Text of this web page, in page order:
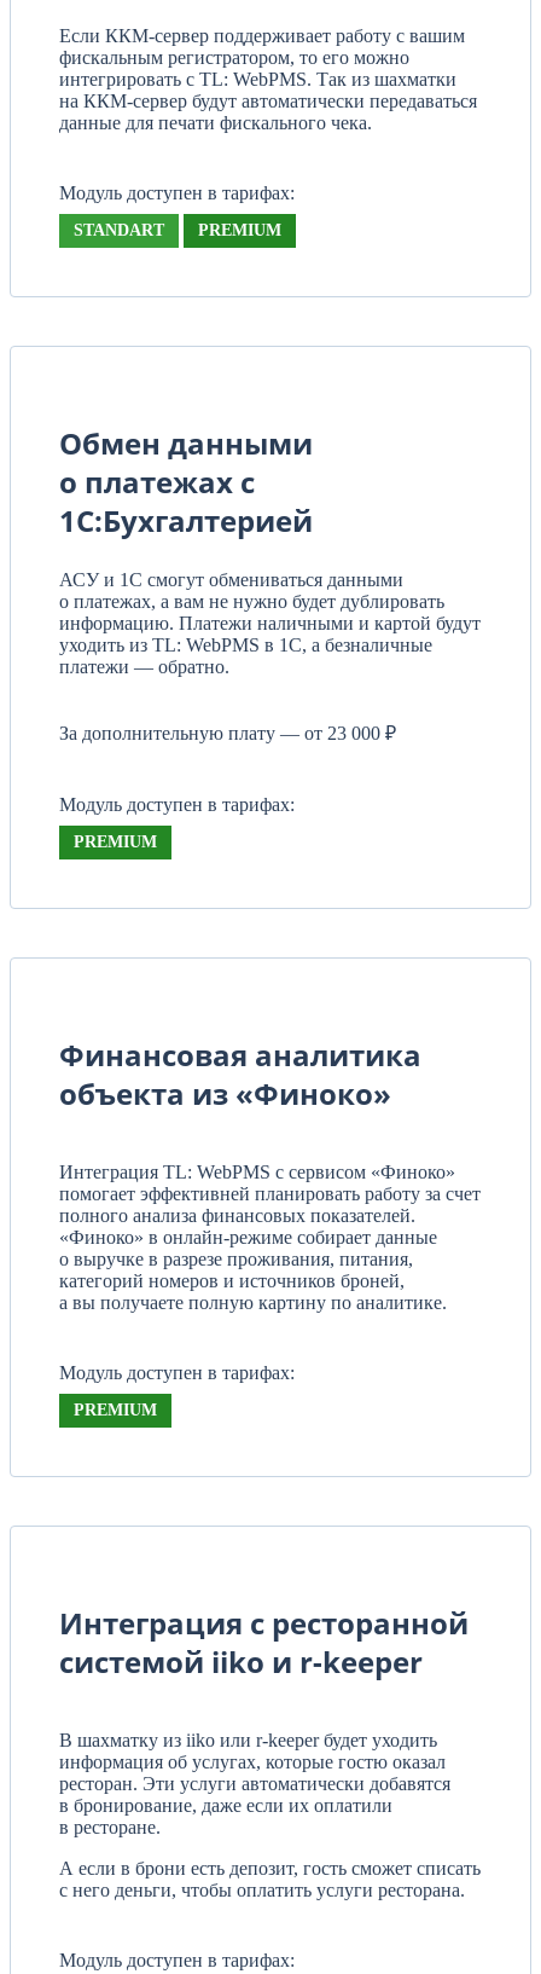
Если ККМ-сервер поддерживает работу с вашим
фискальным регистратором, то его можно
интегрировать с TL: WebPMS. Так из шахматки
на ККМ-сервер будут автоматически передаваться
данные для печати фискального чека.
Модуль доступен в тарифах:
STANDART PREMIUM
Обмен данными
о платежах с
1С:Бухгалтерией
АСУ и 1С смогут обмениваться данными
о платежах, а вам не нужно будет дублировать
информацию. Платежи наличными и картой будут
уходить из TL: WebPMS в 1С, а безналичные
платежи — обратно.
За дополнительную плату — от 23 000 ₽
Модуль доступен в тарифах:
PREMIUM
Финансовая аналитика
объекта из «Финоко»
Интеграция TL: WebPMS с сервисом «Финоко»
помогает эффективней планировать работу за счет
полного анализа финансовых показателей.
«Финоко» в онлайн-режиме собирает данные
о выручке в разрезе проживания, питания,
категорий номеров и источников броней,
а вы получаете полную картину по аналитике.
Модуль доступен в тарифах:
PREMIUM
Интеграция с ресторанной
системой iiko и r-keeper
В шахматку из iiko или r-keeper будет уходить
информация об услугах, которые гостю оказал
ресторан. Эти услуги автоматически добавятся
в бронирование, даже если их оплатили
в ресторане.
А если в брони есть депозит, гость сможет списать
с него деньги, чтобы оплатить услуги ресторана.
Модуль доступен в тарифах: